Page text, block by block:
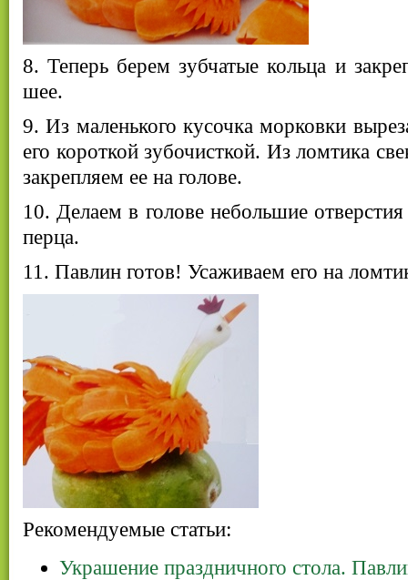
8. Теперь берем зубчатые кольца и
шее.
9. Из маленького кусочка морковки
его короткой зубочисткой. Из ломтика
закрепляем ее на голове.
10. Делаем в голове небольшие
перца.
11. Павлин готов! Усаживаем его на
Рекомендуемые статьи:
Украшение праздничного стола.